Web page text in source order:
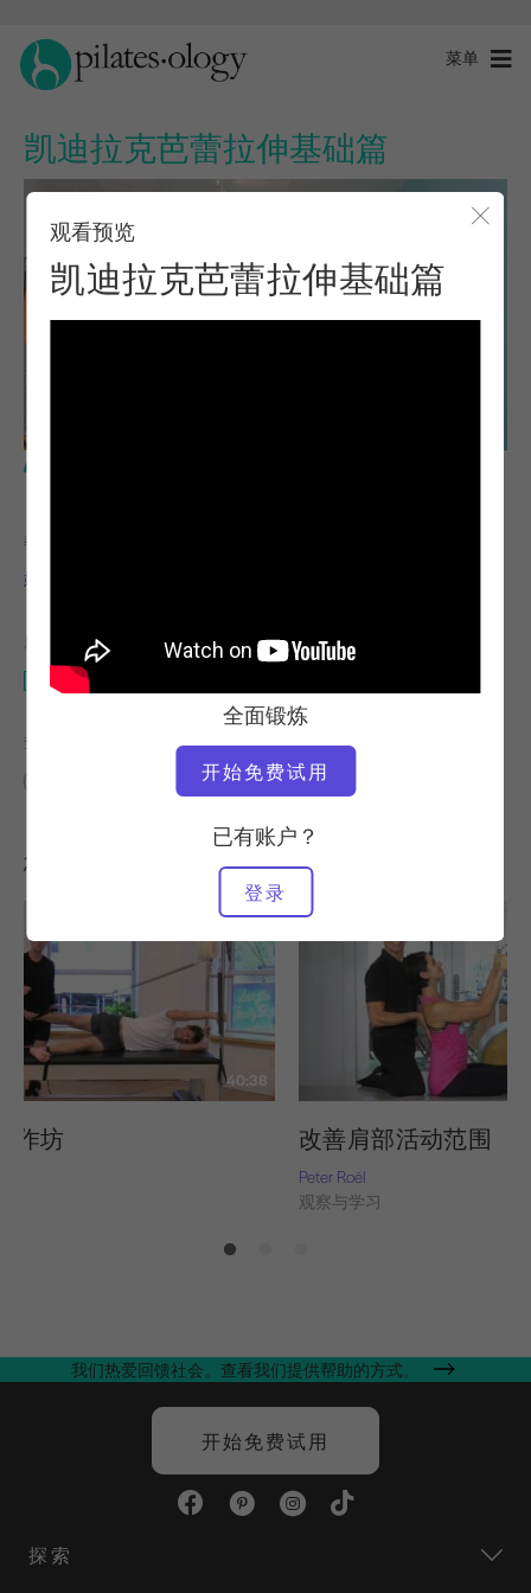
菜单
凯迪拉克芭蕾拉伸基础篇
观看预览
凯迪拉克芭蕾拉伸基础篇
全面锻炼
开始免费试用
已有账户？
登录
教师
妮可-史密斯
所需设备
凯迪拉克
查找类似课程
凯迪拉克
您可能喜欢的其他锻炼
40:38
作坊 改善肩部活动范围
Peter Roël
观察与学习
我们热爱回馈社会。查看我们提供帮助的方式。
开始免费试用
探索